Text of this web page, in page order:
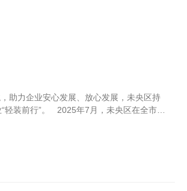
助力企业安心发展、放心发展，未央区持
轻装前行”。 2025年7月，未央区在全市率